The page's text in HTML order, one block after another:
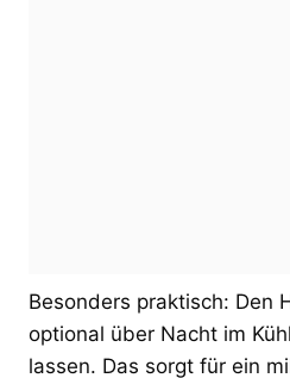
Besonders praktisch: Den
optional über Nacht im
lassen. Das sorgt für ein